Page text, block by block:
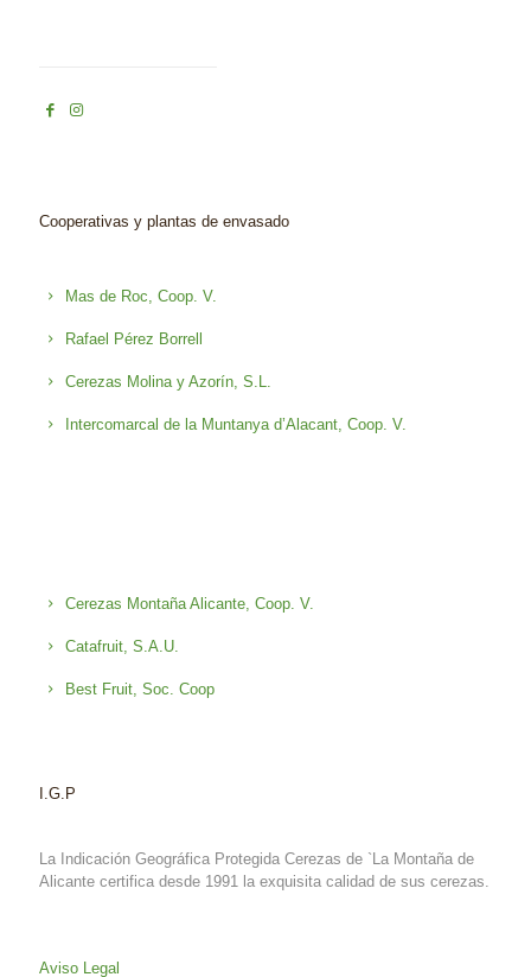
Cooperativas y plantas de envasado
Mas de Roc, Coop. V.
Rafael Pérez Borrell
Cerezas Molina y Azorín, S.L.
Intercomarcal de la Muntanya d’Alacant, Coop. V.
Cerezas Montaña Alicante, Coop. V.
Catafruit, S.A.U.
Best Fruit, Soc. Coop
I.G.P
La Indicación Geográfica Protegida Cerezas de `La Montaña de
Alicante certifica desde 1991 la exquisita calidad de sus cerezas.
Aviso Legal